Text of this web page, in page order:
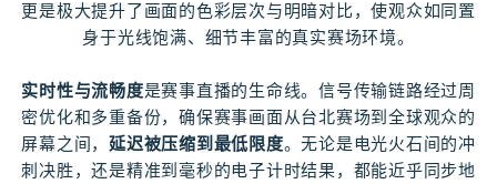
更是极大提升了画面的色彩层次与明暗对比，使观众如同置
身于光线饱满、细节丰富的真实赛场环境。
实时性与流畅度是赛事直播的生命线。信号传输链路经过周
密优化和多重备份，确保赛事画面从台北赛场到全球观众的
屏幕之间， 延迟被压缩到最低限度。无论是电光火石间的冲
刺决胜，还是精准到毫秒的电子计时结果，都能近乎同步地